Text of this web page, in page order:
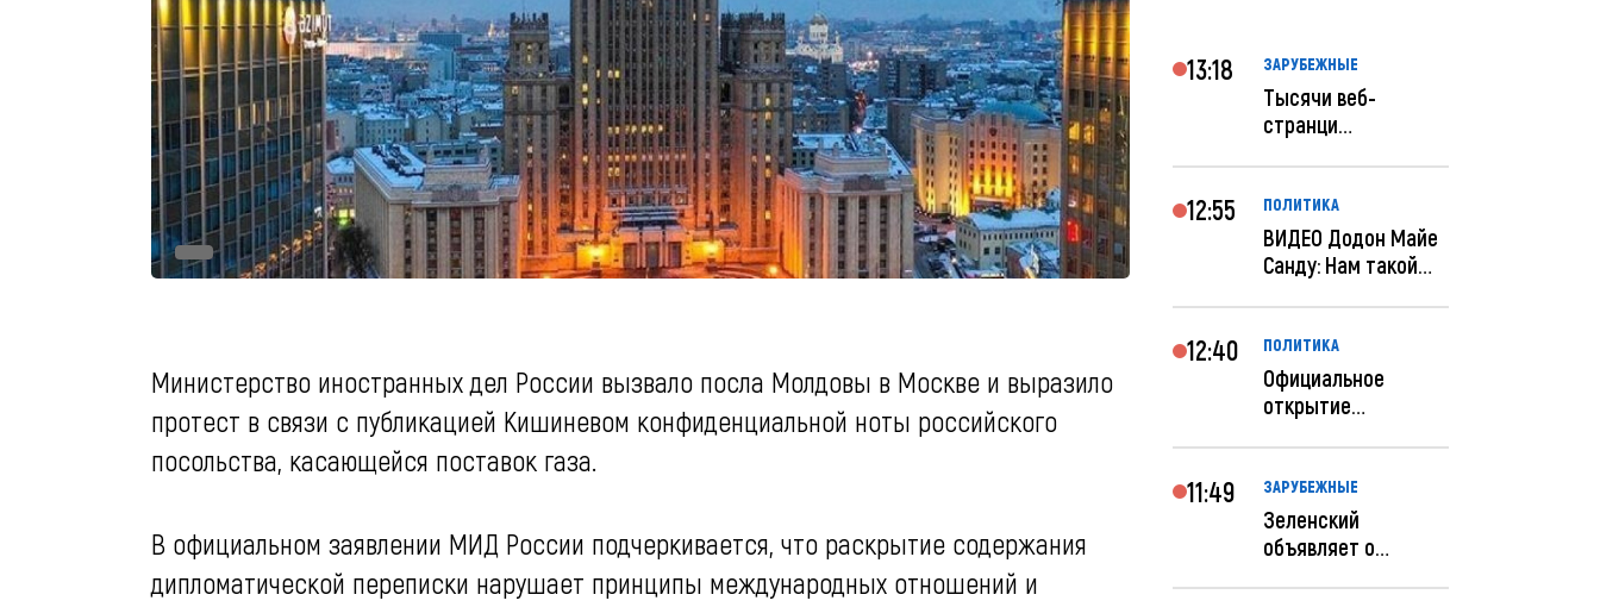
Министерство иностранных дел России вызвало посла Молдовы в Москве и выразило
протест в связи с публикацией Кишиневом конфиденциальной ноты российского
посольства, касающейся поставок газа.
В официальном заявлении МИД России подчеркивается, что раскрытие содержания
дипломатической переписки нарушает принципы международных отношений и
13:18 ЗАРУБЕЖНЫЕ
Тысячи веб-
странци
12:55 ПОЛИТИКА
ВИДЕО Додон Майе
Санду: Нам такой
12:40 ПОЛИТИКА
Официальное
открытие
Кишиневе: и...
11:49 ЗАРУБЕЖНЫЕ
Зеленский
объявляет о